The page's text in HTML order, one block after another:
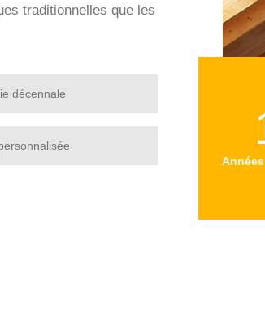
traditionnelles que les
décennale